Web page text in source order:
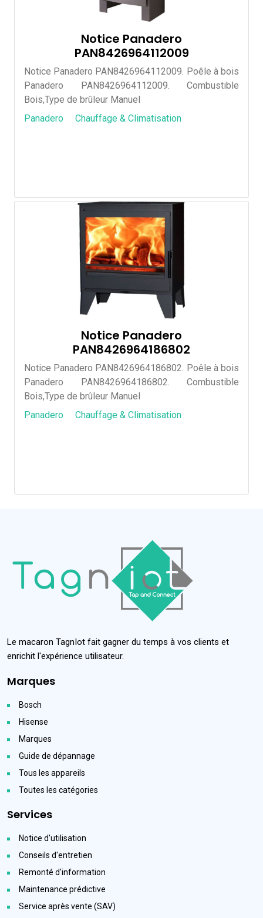
Notice Panadero
PAN8426964112009
Notice Panadero PAN8426964112009. Poêle à bois
Panadero PAN8426964112009. Combustible
Bois,Type de brûleur Manuel
Panadero
Chauffage & Climatisation
Notice Panadero
PAN8426964186802
Notice Panadero PAN8426964186802. Poêle à bois
Panadero PAN8426964186802. Combustible
Bois,Type de brûleur Manuel
Panadero
Chauffage & Climatisation
Le macaron TagnIot fait gagner du temps à vos clients et
enrichit l'expérience utilisateur.
Marques
Bosch
Hisense
Marques
Guide de dépannage
Tous les appareils
Toutes les catégories
Services
Notice d'utilisation
Conseils d'entretien
Remonté d'information
Maintenance prédictive
Service après vente (SAV)